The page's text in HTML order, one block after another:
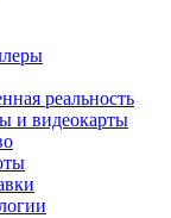
реальность
и видеокарты